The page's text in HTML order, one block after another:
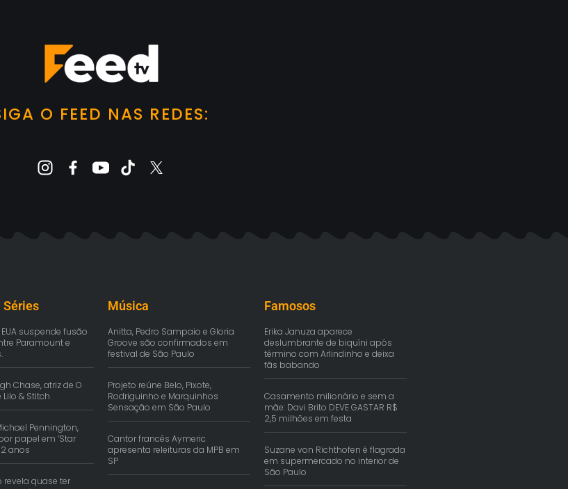
O FEED NAS REDES:
Séries
suspende fusão
Paramount e
Chase, atriz de O
& Stitch
Pennington,
papel em ‘Star
anos
revela quase ter
Música
Anitta, Pedro Sampaio e Gloria
Groove são confirmados em
festival de São Paulo
Projeto reúne Belo, Pixote,
Rodriguinho e Marquinhos
Sensação em São Paulo
Cantor francês Aymeric
apresenta releituras da MPB em
SP
Famosos
Erika Januza aparece
deslumbrante de biquíni após
término com Arlindinho e deixa
fãs babando
Casamento milionário e sem a
mãe: Davi Brito DEVE GASTAR R$
2,5 milhões em festa
Suzane von Richthofen é flagrada
em supermercado no interior de
São Paulo